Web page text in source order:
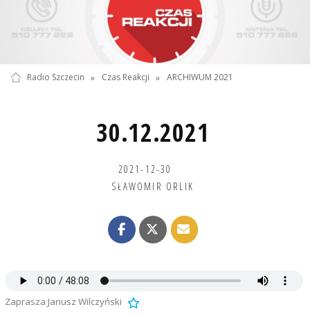
Radio Szczecin » Czas Reakcji » ARCHIWUM 2021
30.12.2021
2021-12-30
SŁAWOMIR ORLIK
Zaprasza Janusz Wilczyński